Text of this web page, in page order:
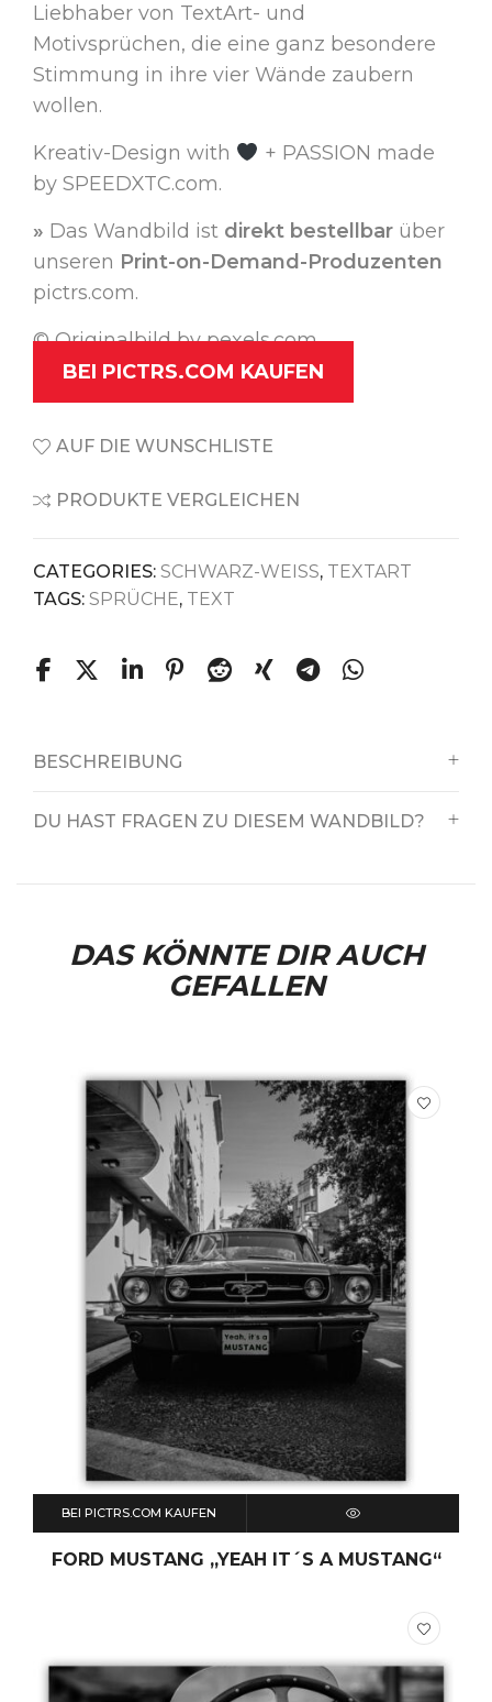
Liebhaber von TextArt- und
Motivsprüchen, die eine ganz besondere
Stimmung in ihre vier Wände zaubern
wollen.
Kreativ-Design with
+ PASSION made
by SPEEDXTC.com.
» Das Wandbild ist direkt bestellbar über
unseren Print-on-Demand-Produzenten
pictrs.com.
© Originalbild by pexels.com
BEI PICTRS.COM KAUFEN
AUF DIE WUNSCHLISTE
PRODUKTE VERGLEICHEN
CATEGORIES: SCHWARZ-WEISS , TEXTART
TAGS: SPRÜCHE, TEXT
BESCHREIBUNG
DU HAST FRAGEN ZU DIESEM WANDBILD?
DAS KÖNNTE DIR AUCH
GEFALLEN
BEI PICTRS.COM KAUFEN
QUICK VIEW
FORD MUSTANG „YEAH IT´S A MUSTANG“